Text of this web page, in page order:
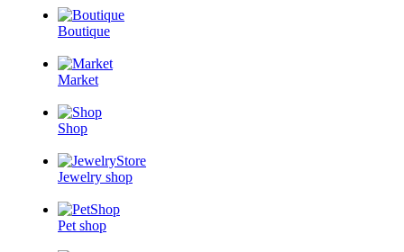
Boutique
Market
Shop
Jewelry shop
Pet shop